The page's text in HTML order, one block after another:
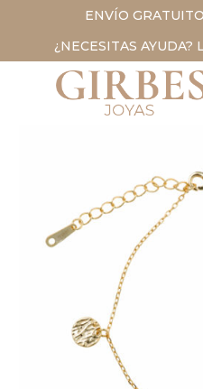
ENVÍO
¿NECESITAS AYUDA?